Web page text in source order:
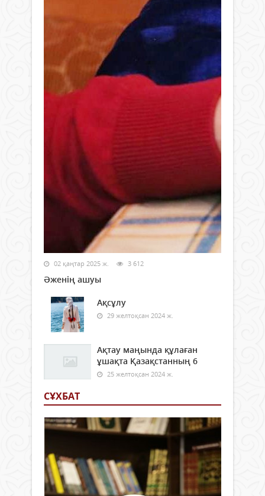
02 қаңтар 2025 ж. 3 612
Әженің ашуы
Ақсұлу
29 желтоқсан 2024 ж.
Ақтау маңында құлаған
ұшақта Қазақстанның 6
25 желтоқсан 2024 ж.
СҰХБАТ